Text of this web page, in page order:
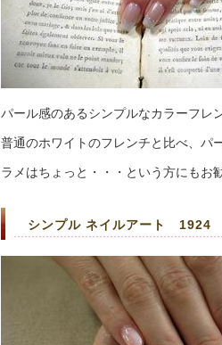
パール感のあるシンプルなカラーフレ
普通のホワイトのフレンチと比べ、パ
ラメはちょっと・・・という方にもお
シンプル ネイルアート 1924